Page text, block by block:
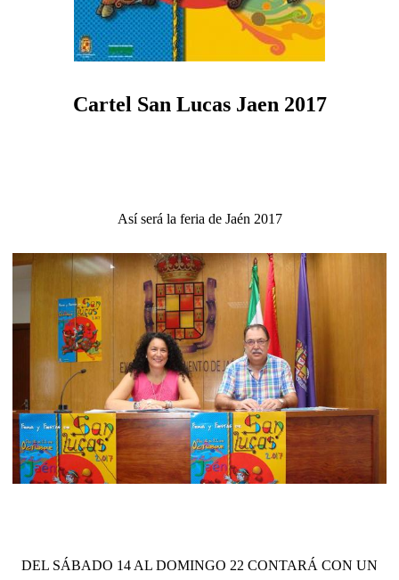
Cartel San Lucas Jaen 2017
Así será la feria de Jaén 2017
DEL SÁBADO 14 AL DOMINGO 22 CONTARÁ CON UN